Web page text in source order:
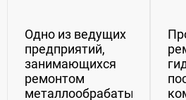
Одно из ведущих
предприятий,
занимающихся
ремонтом